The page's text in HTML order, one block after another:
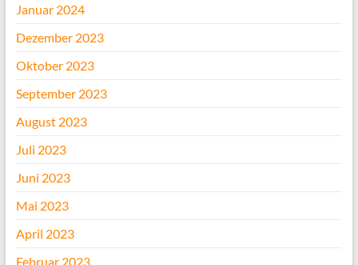
Januar 2024
Dezember 2023
Oktober 2023
September 2023
August 2023
Juli 2023
Juni 2023
Mai 2023
April 2023
Februar 2023